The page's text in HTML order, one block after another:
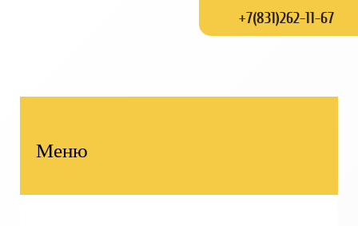
+7(831)262-11-67
Меню